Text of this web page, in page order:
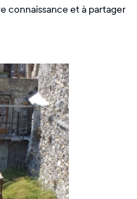
connaissance et à partager